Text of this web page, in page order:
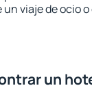
viaje de ocio
un